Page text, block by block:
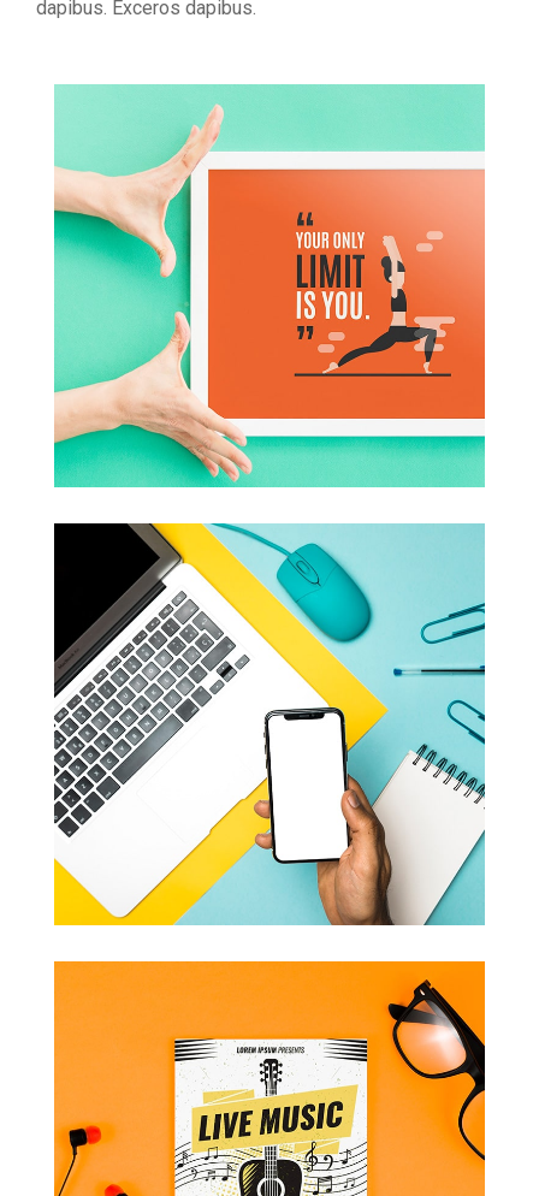
dapibus. Exceros dapibus.